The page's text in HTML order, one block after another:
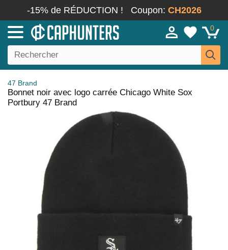
-15% de RÉDUCTION ! Coupon: CH2026
0
47 Brand
Bonnet noir avec logo carrée Chicago White Sox
Portbury 47 Brand